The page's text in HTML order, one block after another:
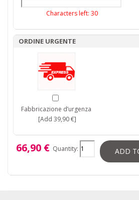
Characters left: 30
ORDINE URGENTE
Fabbricazione d’urgenza
[Add 39,90 €]
66,90 € Quantity: ADD